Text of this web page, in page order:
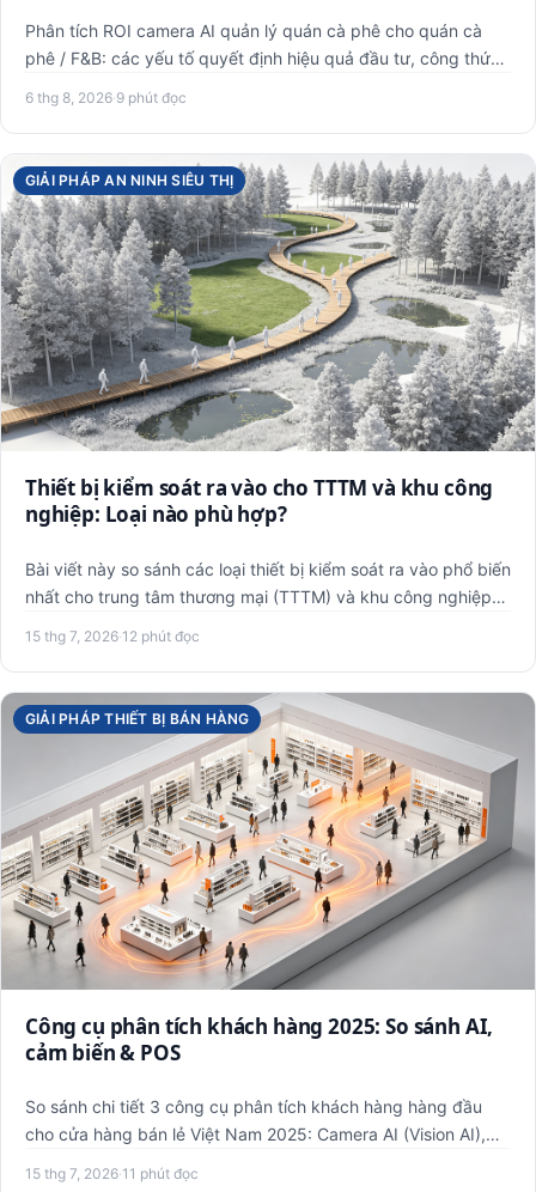
Phân tích ROI camera AI quản lý quán cà phê cho quán cà
phê / F&B: các yếu tố quyết định hiệu quả đầu tư, công thức
6 thg 8, 2026·9 phút đọc
GIẢI PHÁP AN NINH SIÊU THỊ
Thiết bị kiểm soát ra vào cho TTTM và khu công
nghiệp: Loại nào phù hợp?
Bài viết này so sánh các loại thiết bị kiểm soát ra vào phổ biến
nhất cho trung tâm thương mại (TTTM) và khu công nghiệp…
15 thg 7, 2026·12 phút đọc
GIẢI PHÁP THIẾT BỊ BÁN HÀNG
Công cụ phân tích khách hàng 2025: So sánh AI,
cảm biến & POS
So sánh chi tiết 3 công cụ phân tích khách hàng hàng đầu
cho cửa hàng bán lẻ Việt Nam 2025: Camera AI (Vision AI),
15 thg 7, 2026·11 phút đọc